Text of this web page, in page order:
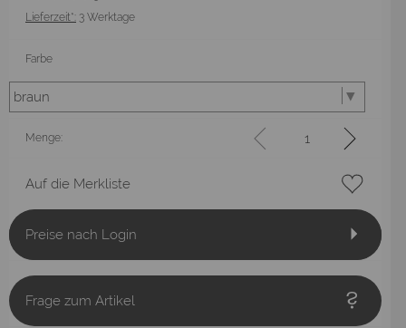
Lieferzeit*: 3 Werktage
Farbe
Menge:
Auf die Merkliste
Preise nach Login
Frage zum Artikel